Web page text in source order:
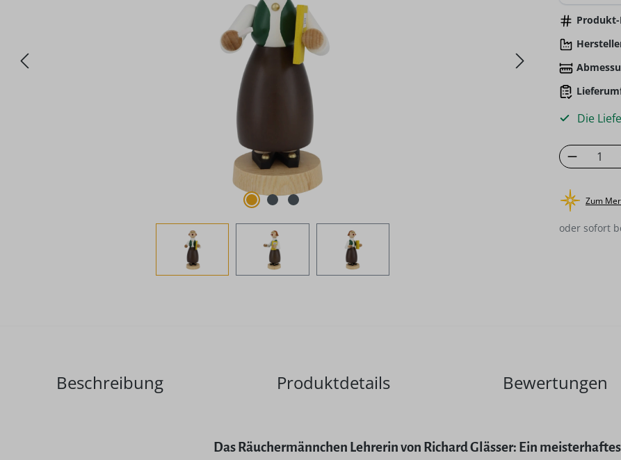
Die
Zum
oder sofort
Beschreibung Produktdetails Bewertungen
Das Räuchermännchen Lehrerin von Richard Glässer: Ein